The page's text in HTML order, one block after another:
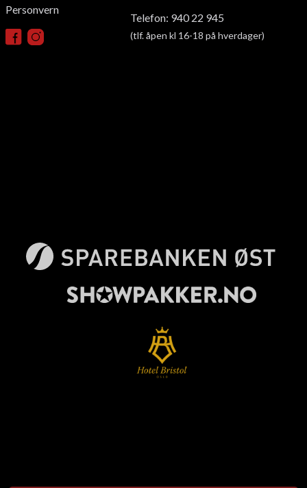
Personvern
Telefon: 940 22 945
(tlf. åpen kl 16-18 på hverdager)